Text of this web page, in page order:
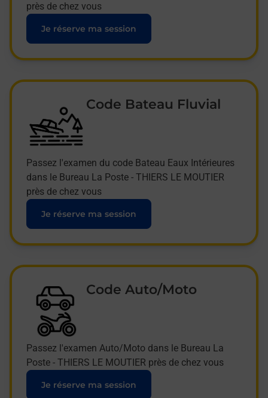
près de chez vous
Je réserve ma session
Code Bateau Fluvial
Passez l'examen du code Bateau Eaux Intérieures
dans le Bureau La Poste - THIERS LE MOUTIER
près de chez vous
Je réserve ma session
Code Auto/Moto
Passez l'examen Auto/Moto dans le Bureau La
Poste - THIERS LE MOUTIER près de chez vous
Je réserve ma session